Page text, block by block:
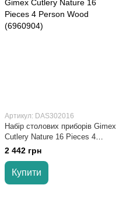
Артикул: DAS302016
Набір столових приборів Gimex
Cutlery Nature 16 Pieces 4
Person Wood (6960904)
2 442 грн
Купити